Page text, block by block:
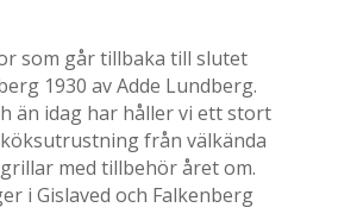
som går tillbaka till slutet
1930 av Adde Lundberg.
än idag har håller vi ett stort
från välkända
med tillbehör året om.
i Gislaved och Falkenberg